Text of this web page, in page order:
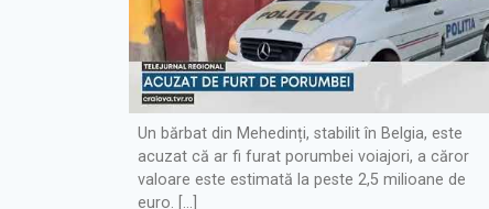
Un bărbat din Mehedinți, stabilit în Belgia, este
acuzat că ar fi furat porumbei voiajori, a căror
valoare este estimată la peste 2,5 milioane de
euro. […]